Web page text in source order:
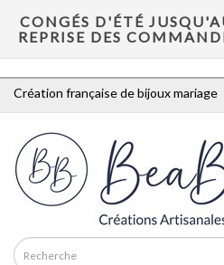
CONGÉS D'ÉTÉ
REPRISE DES
Création française de bijoux mariage